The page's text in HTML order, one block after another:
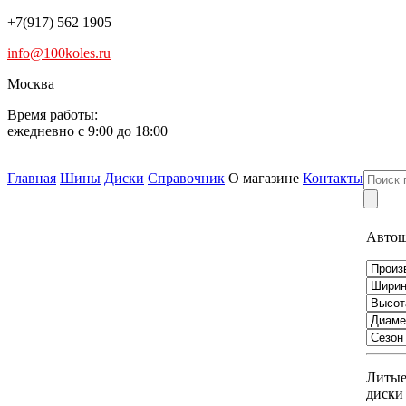
+7(917) 562 1905
info@100koles.ru
Москва
Время работы:
ежедневно с 9:00 до 18:00
Главная Шины Диски Справочник О магазине Контакты
Литые
диски